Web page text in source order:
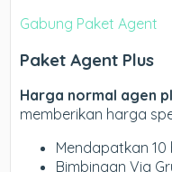
Gabung Paket Agent
Paket Agent Plus
Harga normal agen
memberikan harga
Mendapatkan 10
Bimbingan Via